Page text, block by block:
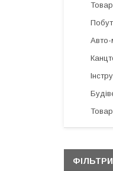
Авто-
ФІЛЬТРИ